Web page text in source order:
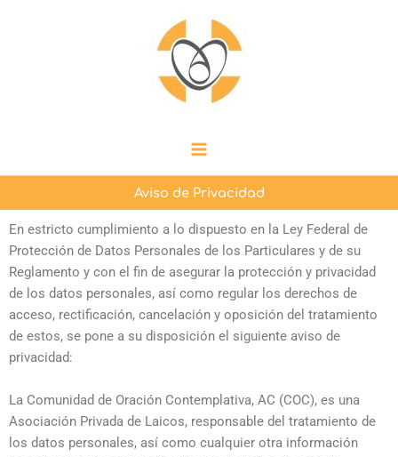
Main
Menu
Aviso de Privacidad
En estricto cumplimiento a lo dispuesto en la Ley Federal de
Protección de Datos Personales de los Particulares y de su
Reglamento y con el fin de asegurar la protección y privacidad
de los datos personales, así como regular los derechos de
acceso, rectificación, cancelación y oposición del tratamiento
de estos, se pone a su disposición el siguiente aviso de
privacidad:
La Comunidad de Oración Contemplativa, AC (COC), es una
Asociación Privada de Laicos, responsable del tratamiento de
los datos personales, así como cualquier otra información